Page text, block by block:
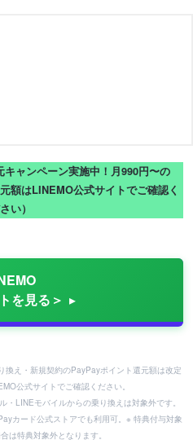
ャンペーン実施中！月990円〜の
額はLINEMO公式サイトでご確認く
い）
を見る＞
換え・新規契約のPayPayポイント還元額は改定
公式サイトでご確認ください。
LINEモバイルからの乗り換えは対象外です。
カード公式ストアでも利用可。※ 特典付与対象
は特典対象外となります。